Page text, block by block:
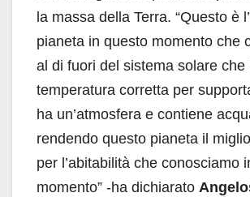
la massa della Terra. “Questo è
pianeta in questo momento che
al di fuori del sistema solare che
temperatura corretta per
ha un’atmosfera e contiene
rendendo questo pianeta il
per l’abitabilità che conosciamo
momento” -ha dichiarato